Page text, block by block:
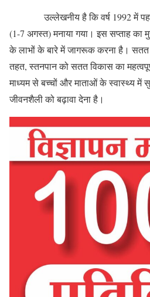
उल्लेखनीय है कि वर्ष 1992 में पहली
(1-7 अगस्त) मनाया गया। इस सप्ताह का
के लाभों के बारे में जागरूक करना है। सतत
तहत, स्तनपान को सतत विकास का
माध्यम से बच्चों और माताओं के स्वास्थ्य में
जीवनशैली को बढ़ावा देना है।